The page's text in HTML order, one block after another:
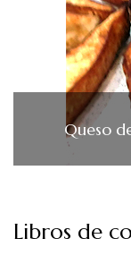
Queso
Libros de